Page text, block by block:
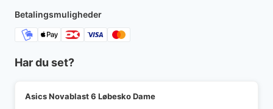
Betalingsmuligheder
Har du set?
Asics Novablast 6 Løbesko Dame